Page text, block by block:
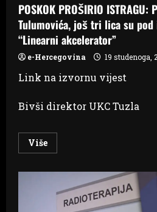
POSKOK PROŠIRIO
Tulumovića, još tri lica su
“Linearni akcelerator”
e-Hercegovina 19 studenoga,
Link na izvornu vijest
Bivši direktor UKC Tuzla
VišeRead
more
ISTRAGU:
Pored
Husića